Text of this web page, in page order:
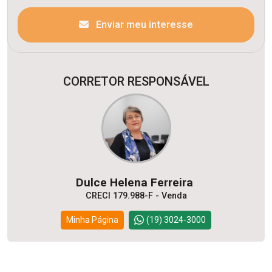
Enviar meu interesse
CORRETOR RESPONSÁVEL
Dulce Helena Ferreira
CRECI 179.988-F - Venda
Minha Página (19) 3024-3000